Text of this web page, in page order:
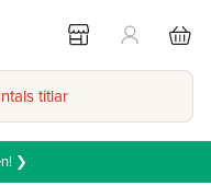
titlar
❯